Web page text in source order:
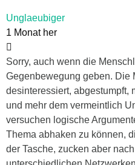
Unglaeubiger
1 Monat her
Sorry, auch wenn die
Gegenbewegung geben. Die
desinteressiert, abgestumpft,
und mehr dem vermeintlich
versuchen logische
Thema abhaken zu können,
der Tasche, zucken aber